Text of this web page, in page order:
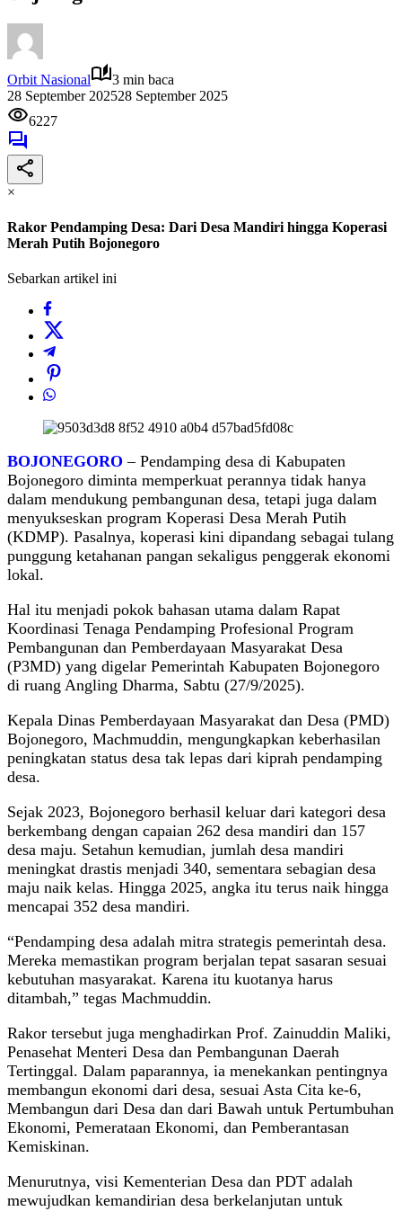
Orbit Nasional
3 min baca
28 September 202528 September 2025
6227
×
Rakor Pendamping Desa: Dari Desa Mandiri hingga Koperasi
Merah Putih Bojonegoro
Sebarkan artikel ini
BOJONEGORO – Pendamping desa di Kabupaten
Bojonegoro diminta memperkuat perannya tidak hanya
dalam mendukung pembangunan desa, tetapi juga dalam
menyukseskan program Koperasi Desa Merah Putih
(KDMP). Pasalnya, koperasi kini dipandang sebagai tulang
punggung ketahanan pangan sekaligus penggerak ekonomi
lokal.
Hal itu menjadi pokok bahasan utama dalam Rapat
Koordinasi Tenaga Pendamping Profesional Program
Pembangunan dan Pemberdayaan Masyarakat Desa
(P3MD) yang digelar Pemerintah Kabupaten Bojonegoro
di ruang Angling Dharma, Sabtu (27/9/2025).
Kepala Dinas Pemberdayaan Masyarakat dan Desa (PMD)
Bojonegoro, Machmuddin, mengungkapkan keberhasilan
peningkatan status desa tak lepas dari kiprah pendamping
desa.
Sejak 2023, Bojonegoro berhasil keluar dari kategori desa
berkembang dengan capaian 262 desa mandiri dan 157
desa maju. Setahun kemudian, jumlah desa mandiri
meningkat drastis menjadi 340, sementara sebagian desa
maju naik kelas. Hingga 2025, angka itu terus naik hingga
mencapai 352 desa mandiri.
“Pendamping desa adalah mitra strategis pemerintah desa.
Mereka memastikan program berjalan tepat sasaran sesuai
kebutuhan masyarakat. Karena itu kuotanya harus
ditambah,” tegas Machmuddin.
Rakor tersebut juga menghadirkan Prof. Zainuddin Maliki,
Penasehat Menteri Desa dan Pembangunan Daerah
Tertinggal. Dalam paparannya, ia menekankan pentingnya
membangun ekonomi dari desa, sesuai Asta Cita ke-6,
Membangun dari Desa dan dari Bawah untuk Pertumbuhan
Ekonomi, Pemerataan Ekonomi, dan Pemberantasan
Kemiskinan.
Menurutnya, visi Kementerian Desa dan PDT adalah
mewujudkan kemandirian desa berkelanjutan untuk